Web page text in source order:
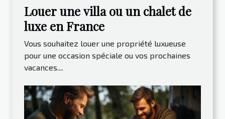
Louer une villa ou un chalet de
luxe en France
Vous souhaitez louer une propriété luxueuse
pour une occasion spéciale ou vos prochaines
vacances....